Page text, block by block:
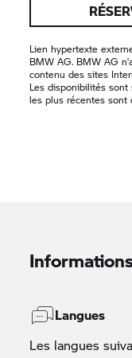
Lien hypertexte
BMW AG. BMW AG
contenu des sites
Les disponibilités sont
les plus récentes sont
Langues
Les langues